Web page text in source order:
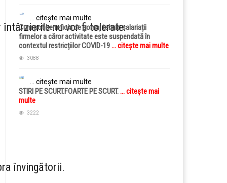
nu vor fi tolerate:
învingătorii.
... citește mai multe
Cum pot beneficia de șomaj tehnic salariații
firmelor a căror activitate este suspendată în
contextul restricțiilor COVID-19... citește mai multe
3088
... citește mai multe
STIRI PE SCURT.FOARTE PE SCURT.... citește mai
multe
3222